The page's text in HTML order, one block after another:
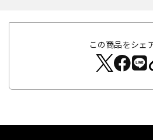
この商品をシェ